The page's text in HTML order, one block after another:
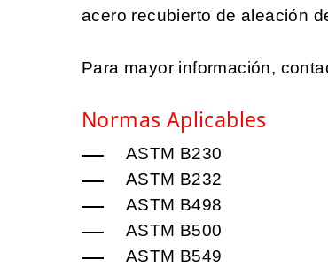
acero recubierto de aleación
Para mayor información,
Normas Aplicables
ASTM B230
ASTM B232
ASTM B498
ASTM B500
ASTM B549